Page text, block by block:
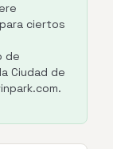
ciertos
de
Ciudad de